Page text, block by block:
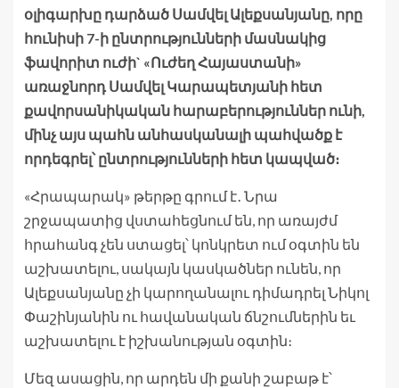
օլիգարխը դարձած Սամվել Ալեքսանյանը, որը
հունիսի 7-ի ընտրությունների մասնակից
ֆավորիտ ուժի` «Ուժեղ Հայաստանի»
առաջնորդ Սամվել Կարապետյանի հետ
քավորսանիկական հարաբերություններ ունի,
մինչ այս պահն անհասկանալի պահվածք է
որդեգրել՝ ընտրությունների հետ կապված։
«Հրապարակ» թերթը գրում է․ Նրա
շրջապատից վստահեցնում են, որ առայժմ
հրահանգ չեն ստացել՝ կոնկրետ ում օգտին են
աշխատելու, սակայն կասկածներ ունեն, որ
Ալեքսանյանը չի կարողանալու դիմադրել Նիկոլ
Փաշինյանին ու հավանական ճնշումներին եւ
աշխատելու է իշխանության օգտին։
Մեզ ասացին, որ արդեն մի քանի շաբաթ է՝